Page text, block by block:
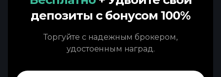
депозиты с бонусом 100%
Торгуйте с надежным брокером,
удостоенным наград.